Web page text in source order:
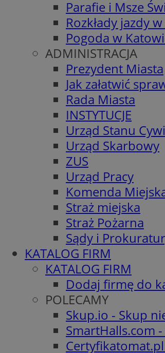
Parafie i Msze
Rozkłady jazdy
Pogoda w
ADMINISTRACJA
Prezydent Miasta
Jak załatwić
Rada Miasta
INSTYTUCJE
Urząd Stanu
Urząd Skarbowy
ZUS
Urząd Pracy
Komenda
Straż miejska
Straż Pożarna
Sądy i
KATALOG FIRM
KATALOG FIRM
Dodaj firmę do
POLECAMY
Skup.io - Skup
SmartHalls.com